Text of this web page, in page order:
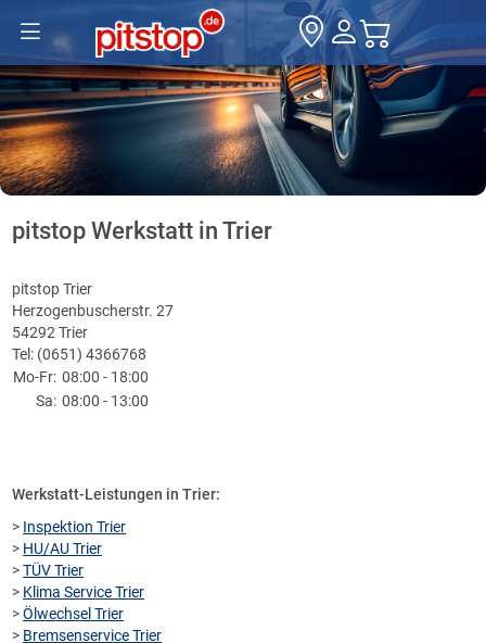
pitstop Werkstatt in Trier
pitstop Trier
Herzogenbuscherstr. 27
54292 Trier
Tel: (0651) 4366768
Mo-Fr: 08:00 - 18:00
Sa: 08:00 - 13:00
Werkstatt-Leistungen in Trier:
> Inspektion Trier
> HU/AU Trier
>TÜV Trier
> Klima Service Trier
>Ölwechsel Trier
> Bremsenservice Trier